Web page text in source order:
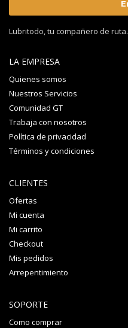
Lubritodo, tu compañero de ruta.
LA EMPRESA
Quienes somos
Nuestros Servicios
Comunidad GT
Trabaja con nosotros
Política de privacidad
Términos y condiciones
CLIENTES
Ofertas
Mi cuenta
Mi carrito
Checkout
Mis pedidos
Arrepentimiento
SOPORTE
Como comprar